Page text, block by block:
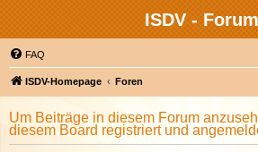
ISDV - Forum
FAQ
ISDV-Homepage Foren
Um Beiträge in diesem Forum
diesem Board registriert und